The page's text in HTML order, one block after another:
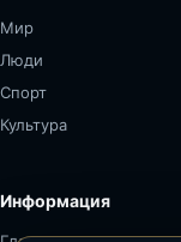
Мир
Люди
Спорт
Культура
Информация